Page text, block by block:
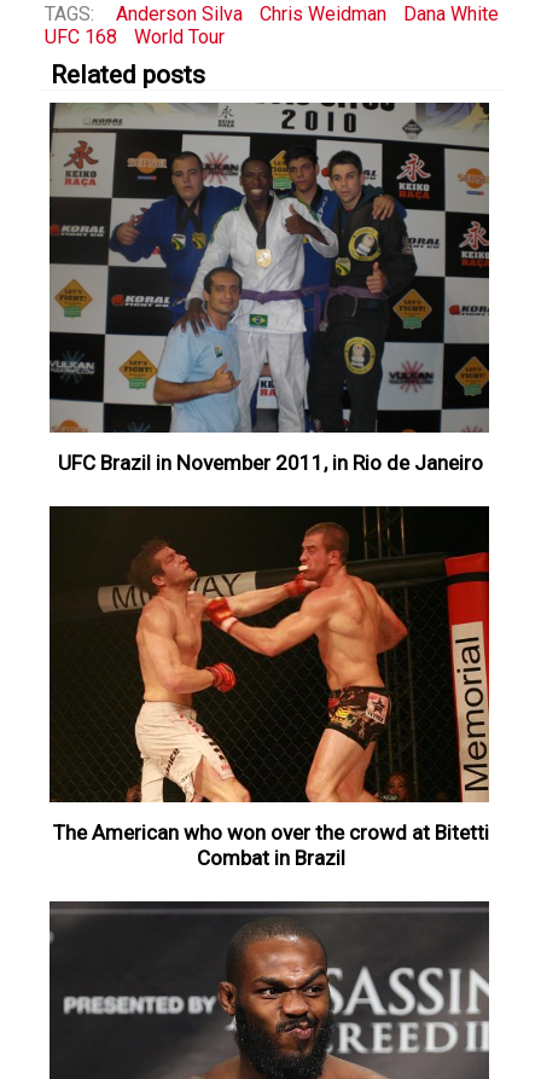
TAGS: Anderson Silva Chris Weidman
Dana White
UFC 168
World Tour
Related posts
UFC Brazil in November 2011, in Rio de Janeiro
The American who won over the crowd at Bitetti
Combat in Brazil